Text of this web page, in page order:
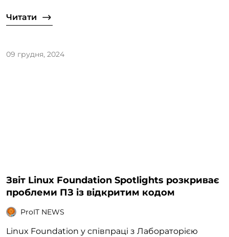
Читати
09 грудня, 2024
Звіт Linux Foundation Spotlights розкриває
проблеми ПЗ із відкритим кодом
ProIT NEWS
Linux Foundation у співпраці з Лабораторією